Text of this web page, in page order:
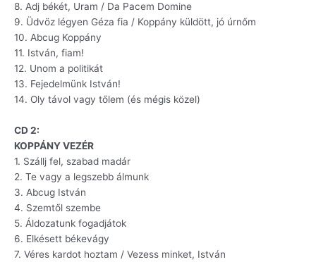
8. Adj békét, Uram / Da Pacem Domine
9. Üdvöz légyen Géza fia / Koppány küldött, jó úrnőm
10. Abcug Koppány
11. István, fiam!
12. Unom a politikát
13. Fejedelmünk István!
14. Oly távol vagy tőlem (és mégis közel)
CD 2:
KOPPÁNY VEZÉR
1. Szállj fel, szabad madár
2. Te vagy a legszebb álmunk
3. Abcug István
4. Szemtől szembe
5. Áldozatunk fogadjátok
6. Elkésett békevágy
7. Véres kardot hoztam / Vezess minket, István